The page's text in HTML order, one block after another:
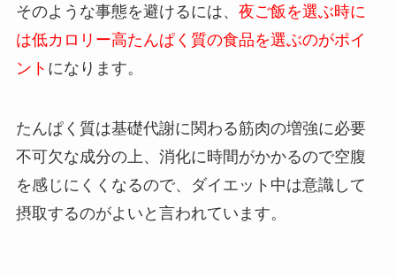
そのような事態を避けるには、 夜ご飯を選ぶ時に
は低カロリー高たんぱく質の食品を選ぶのがポイ
ント になります。
たんぱく質は基礎代謝に関わる筋肉の増強に必要
不可欠な成分の上、消化に時間がかかるので空腹
を感じにくくなるので、ダイエット中は意識して
摂取するのがよいと言われています。